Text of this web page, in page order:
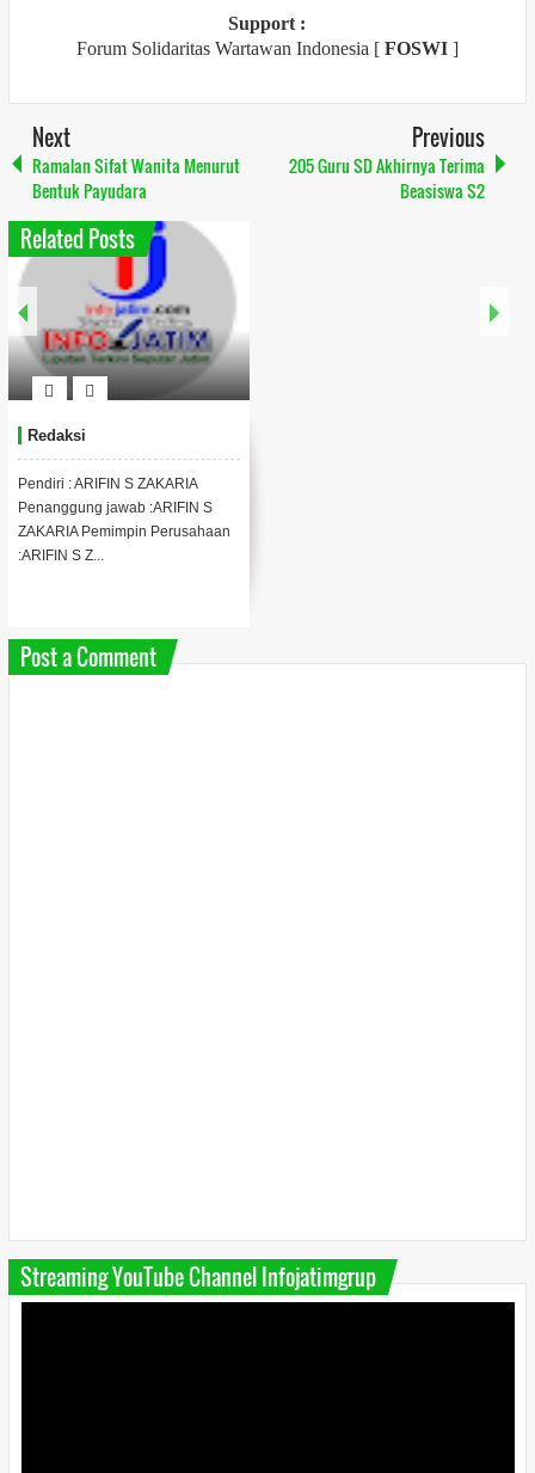
Support :
Forum Solidaritas Wartawan Indonesia [FOSWI ]
Next
Ramalan Sifat Wanita Menurut
Bentuk Payudara
Previous
205 Guru SD Akhirnya Terima
Beasiswa S2
Related Posts
Redaksi
Pendiri : ARIFIN S ZAKARIA
Penanggung jawab :ARIFIN S
ZAKARIA Pemimpin Perusahaan
:ARIFIN S Z...
Post a Comment
Streaming YouTube Channel Infojatimgrup